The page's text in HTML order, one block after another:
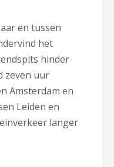
en tussen
het
hinder
zeven uur
Amsterdam en
Leiden en
langer